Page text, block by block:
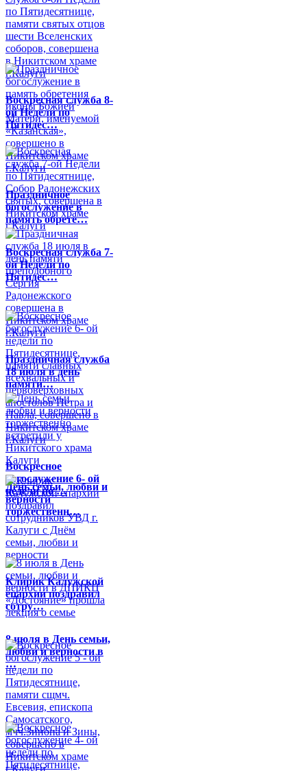
Воскресная служба 8-
ой Недели по
Пятидес…
Праздничное
богослужение в
память обрете…
Воскресная служба 7-
ой Недели по
Пятидес…
Праздничная служба
18 июля в день
памяти…
Воскресное
богослужение 6- ой
недели по …
День семьи, любви и
верности
торжественн…
Клирик Калужской
епархии поздравил
сотру…
8 июля в День семьи,
любви и верности в
…